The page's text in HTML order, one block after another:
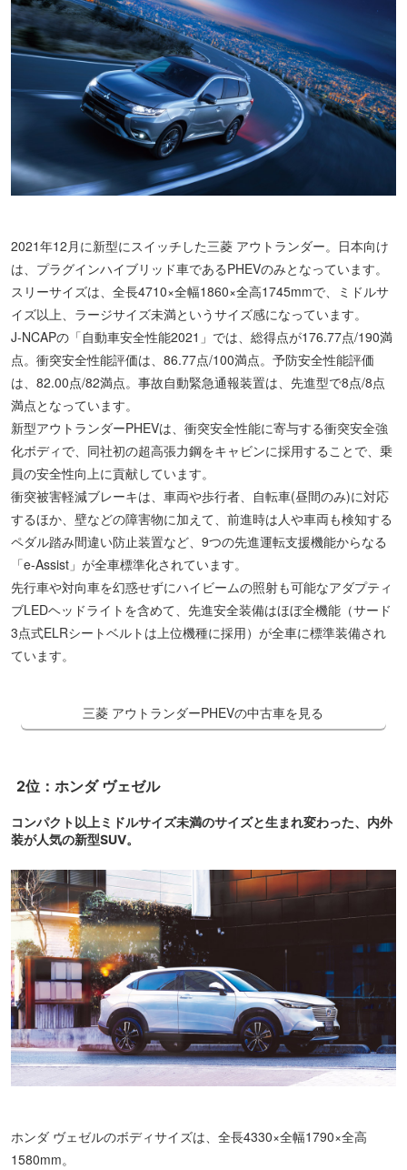
2021年12月に新型にスイッチした三菱 アウトランダー。日本向け
は、プラグインハイブリッド車であるPHEVのみとなっています。
スリーサイズは、全長4710×全幅1860×全高1745mmで、ミドルサ
イズ以上、ラージサイズ未満というサイズ感になっています。
J-NCAPの「自動車安全性能2021」では、総得点が176.77点/190満
点。衝突安全性能評価は、86.77点/100満点。予防安全性能評価
は、82.00点/82満点。事故自動緊急通報装置は、先進型で8点/8点
満点となっています。
新型アウトランダーPHEVは、衝突安全性能に寄与する衝突安全強
化ボディで、同社初の超高張力鋼をキャビンに採用することで、乗
員の安全性向上に貢献しています。
衝突被害軽減ブレーキは、車両や歩行者、自転車(昼間のみ)に対応
するほか、壁などの障害物に加えて、前進時は人や車両も検知する
ペダル踏み間違い防止装置など、9つの先進運転支援機能からなる
「e-Assist」が全車標準化されています。
先行車や対向車を幻惑せずにハイビームの照射も可能なアダプティ
ブLEDヘッドライトを含めて、先進安全装備はほぼ全機能（サード
3点式ELRシートベルトは上位機種に採用）が全車に標準装備され
ています。
三菱 アウトランダーPHEVの中古車を見る
2位：ホンダ ヴェゼル
コンパクト以上ミドルサイズ未満のサイズと生まれ変わった、内外
装が人気の新型SUV。
ホンダ ヴェゼルのボディサイズは、全長4330×全幅1790×全高
1580mm。